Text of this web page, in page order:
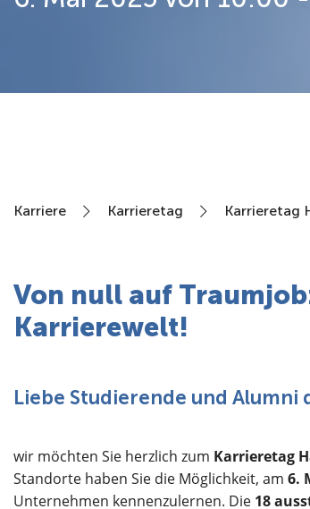
Karriere Karrieretag Karrieretag
Von null auf
Karrierewelt!
Liebe Studierende und Alumni
wir möchten Sie herzlich zum Karrieretag
Standorte haben Sie die Möglichkeit, am 6.
Unternehmen kennenzulernen. Die 18